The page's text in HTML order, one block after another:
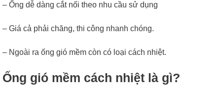
– Ống dễ dàng cắt nối theo nhu cầu sử dụng
– Giá cả phải chăng, thi công nhanh chóng.
– Ngoài ra ống gió mềm còn có loại cách nhiệt.
Ống gió mềm cách nhiệt là gì?